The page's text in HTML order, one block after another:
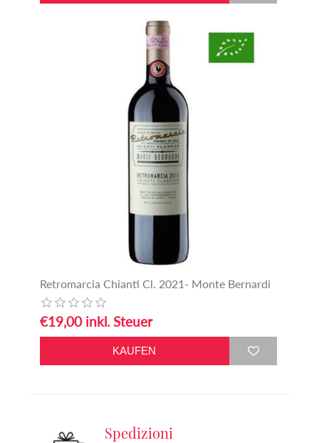
Retromarcia Chianti Cl. 2021- Monte Bernardi
€19,00 inkl. Steuer
Spedizioni